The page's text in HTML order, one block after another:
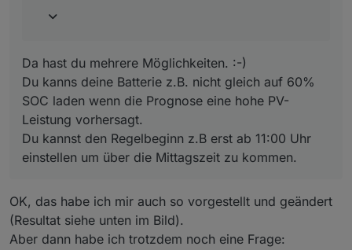
OK, aus deiner Erfahrung: gibt es eine Möglichkeit
die Parameter so zu ändern, dass das Abriegeln
weiter nach hinten (also später) verlegt werden
könnte?
Da hast du mehrere Möglichkeiten. :-)
Du kanns deine Batterie z.B. nicht gleich auf 60%
SOC laden wenn die Prognose eine hohe PV-
Leistung vorhersagt.
Du kannst den Regelbeginn z.B erst ab 11:00 Uhr
einstellen um über die Mittagszeit zu kommen.
OK, das habe ich mir auch so vorgestellt und geändert
(Resultat siehe unten im Bild).
Aber dann habe ich trotzdem noch eine Frage: